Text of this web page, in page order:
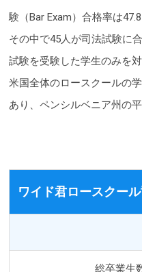
験（Bar Exam）合格率は
その中で45人が司法試験に
試験を受験した学生のみを
米国全体のロースクールの
あり、ペンシルベニア州の
ワイド君ロースクー
総卒業生